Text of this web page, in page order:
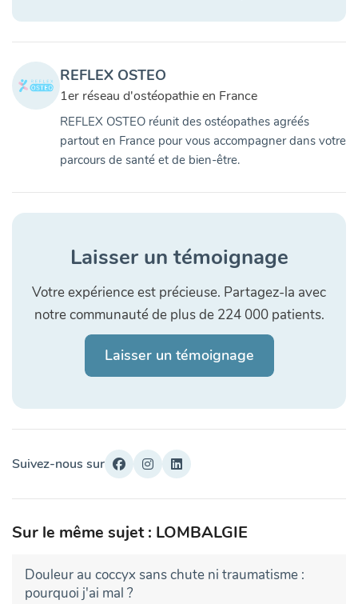
REFLEX OSTEO
1er réseau d'ostéopathie en France
REFLEX OSTEO réunit des ostéopathes agréés
partout en France pour vous accompagner dans votre
parcours de santé et de bien-être.
Laisser un témoignage
Votre expérience est précieuse. Partagez-la avec
notre communauté de plus de 224 000 patients.
Laisser un témoignage
Suivez-nous sur
Sur le même sujet : LOMBALGIE
Douleur au coccyx sans chute ni traumatisme :
pourquoi j'ai mal ?